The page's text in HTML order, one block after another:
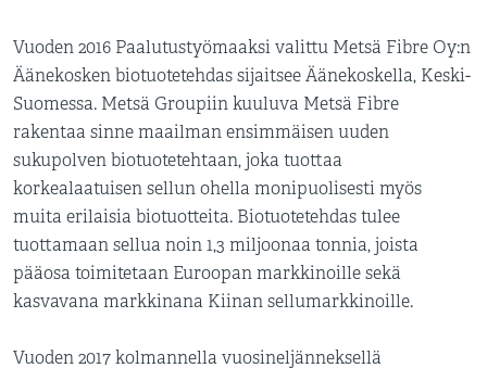
Vuoden 2016 Paalutustyömaaksi valittu Metsä Fibre Oy:n
Äänekosken biotuotetehdas sijaitsee Äänekoskella, Keski-
Suomessa. Metsä Groupiin kuuluva Metsä Fibre
rakentaa sinne maailman ensimmäisen uuden
sukupolven biotuotetehtaan, joka tuottaa
korkealaatuisen sellun ohella monipuolisesti myös
muita erilaisia biotuotteita. Biotuotetehdas tulee
tuottamaan sellua noin 1,3 miljoonaa tonnia, joista
pääosa toimitetaan Euroopan markkinoille sekä
kasvavana markkinana Kiinan sellumarkkinoille.
Vuoden 2017 kolmannella vuosineljänneksellä